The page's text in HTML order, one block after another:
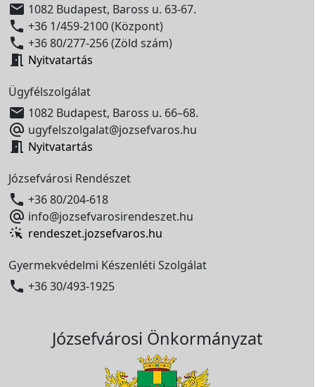
 1082 Budapest, Baross u. 63-67.
 +36 1/459-2100 (Központ)
 +36 80/277-256 (Zöld szám)
 Nyitvatartás
Ügyfélszolgálat
 1082 Budapest, Baross u. 66–68.
 ugyfelszolgalat@jozsefvaros.hu
 Nyitvatartás
Józsefvárosi Rendészet
 +36 80/204-618
 info@jozsefvarosirendeszet.hu
rendeszet.jozsefvaros.hu
Gyermekvédelmi Készenléti Szolgálat
 +36 30/493-1925
Józsefvárosi Önkormányzat